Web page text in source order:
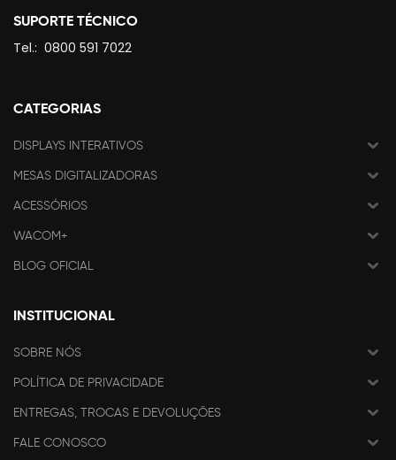
SUPORTE TÉCNICO
Tel.: 0800 591 7022
CATEGORIAS
DISPLAYS INTERATIVOS
MESAS DIGITALIZADORAS
ACESSÓRIOS
WACOM+
BLOG OFICIAL
INSTITUCIONAL
SOBRE NÓS
POLÍTICA DE PRIVACIDADE
ENTREGAS, TROCAS E DEVOLUÇÕES
FALE CONOSCO